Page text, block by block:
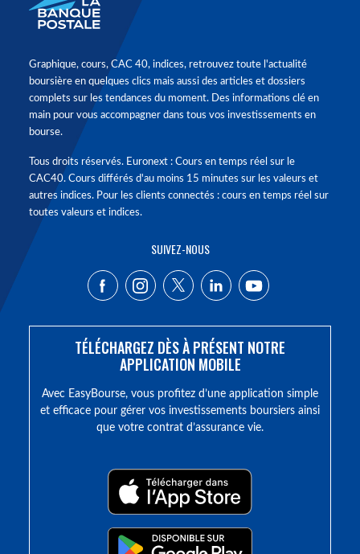
Graphique, cours, CAC 40, indices, retrouvez toute l'actualité
boursière en quelques clics mais aussi des articles et dossiers
complets sur les tendances du moment. Des informations clé en
main pour vous accompagner dans tous vos investissements en
bourse.
Tous droits réservés. Euronext : Cours en temps réel sur le
CAC40. Cours différés d'au moins 15 minutes sur les valeurs et
autres indices. Pour les clients connectés : cours en temps réel sur
toutes valeurs et indices.
SUIVEZ-NOUS
TÉLÉCHARGEZ DÈS À PRÉSENT NOTRE
APPLICATION MOBILE
Avec EasyBourse, vous profitez d’une application simple
et efficace pour gérer vos investissements boursiers ainsi
que votre contrat d’assurance vie.